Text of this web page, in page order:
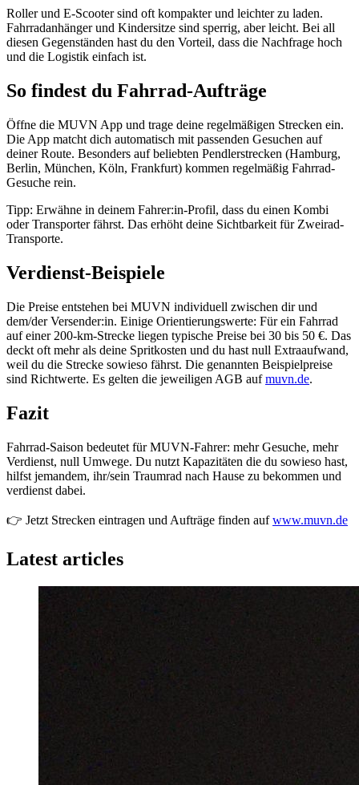
Roller und E-Scooter sind oft kompakter und leichter zu laden.
Fahrradanhänger und Kindersitze sind sperrig, aber leicht. Bei all
diesen Gegenständen hast du den Vorteil, dass die Nachfrage hoch
und die Logistik einfach ist.
So findest du Fahrrad-Aufträge
Öffne die MUVN App und trage deine regelmäßigen Strecken ein.
Die App matcht dich automatisch mit passenden Gesuchen auf
deiner Route. Besonders auf beliebten Pendlerstrecken (Hamburg,
Berlin, München, Köln, Frankfurt) kommen regelmäßig Fahrrad-
Gesuche rein.
Tipp: Erwähne in deinem Fahrer:in-Profil, dass du einen Kombi
oder Transporter fährst. Das erhöht deine Sichtbarkeit für Zweirad-
Transporte.
Verdienst-Beispiele
Die Preise entstehen bei MUVN individuell zwischen dir und
dem/der Versender:in. Einige Orientierungswerte: Für ein Fahrrad
auf einer 200-km-Strecke liegen typische Preise bei 30 bis 50 €. Das
deckt oft mehr als deine Spritkosten und du hast null Extraaufwand,
weil du die Strecke sowieso fährst. Die genannten Beispielpreise
sind Richtwerte. Es gelten die jeweiligen AGB aufmuvn.de.
Fazit
Fahrrad-Saison bedeutet für MUVN-Fahrer: mehr Gesuche, mehr
Verdienst, null Umwege. Du nutzt Kapazitäten die du sowieso hast,
hilfst jemandem, ihr/sein Traumrad nach Hause zu bekommen und
verdienst dabei.
👉 Jetzt Strecken eintragen und Aufträge finden aufwww.muvn.de
Latest articles